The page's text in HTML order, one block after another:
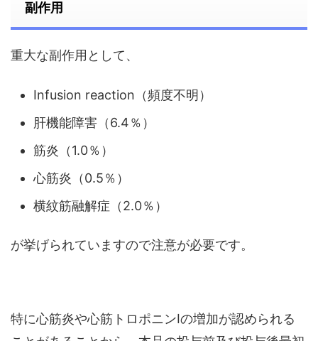
副作用
重大な副作用として、
Infusion reaction（頻度不明）
肝機能障害（6.4％）
筋炎（1.0％）
心筋炎（0.5％）
横紋筋融解症（2.0％）
が挙げられていますので注意が必要です。
特に心筋炎や心筋トロポニンⅠの増加が認められる